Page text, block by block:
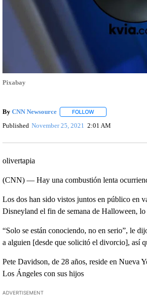
Pixabay
By CNN Newsource FOLLOWFOLLOW "" TO
Published November 25, 2021 2:01 AM
olivertapia
(CNN) — Hay una combustión lenta
Los dos han sido vistos juntos en público en
Disneyland el fin de semana de Halloween,
“Solo se están conociendo, no en serio”, le
a alguien [desde que solicitó el divorcio], así
Pete Davidson, de 28 años, reside en
Los Ángeles con sus hijos
ADVERTISEMENT